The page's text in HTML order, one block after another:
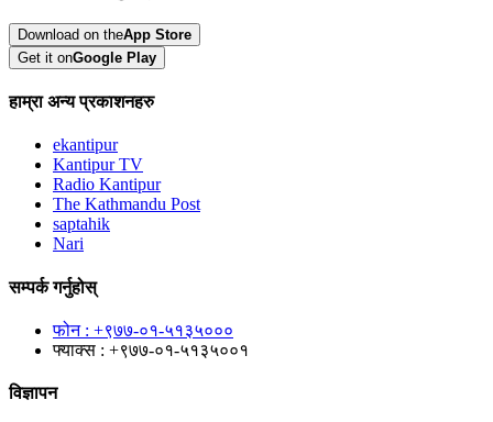
Download on theApp Store
Get it onGoogle Play
हाम्रा अन्य प्रकाशनहरु
ekantipur
Kantipur TV
Radio Kantipur
The Kathmandu Post
saptahik
Nari
सम्पर्क गर्नुहोस्
फोन : +९७७-०१-५१३५०००
फ्याक्स : +९७७-०१-५१३५००१
विज्ञापन